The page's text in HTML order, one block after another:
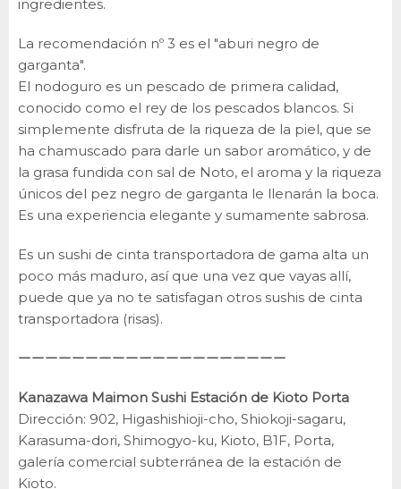
ingredientes.
La recomendación nº 3 es el "aburi negro de
garganta".
El nodoguro es un pescado de primera calidad,
conocido como el rey de los pescados blancos. Si
simplemente disfruta de la riqueza de la piel, que se
ha chamuscado para darle un sabor aromático, y de
la grasa fundida con sal de Noto, el aroma y la riqueza
únicos del pez negro de garganta le llenarán la boca.
Es una experiencia elegante y sumamente sabrosa.
Es un sushi de cinta transportadora de gama alta un
poco más maduro, así que una vez que vayas allí,
puede que ya no te satisfagan otros sushis de cinta
transportadora (risas).
ーーーーーーーーーーーーーーーーーーーー
Kanazawa Maimon Sushi Estación de Kioto Porta
Dirección: 902, Higashishioji-cho, Shiokoji-sagaru,
Karasuma-dori, Shimogyo-ku, Kioto, B1F, Porta,
galería comercial subterránea de la estación de
Kioto.